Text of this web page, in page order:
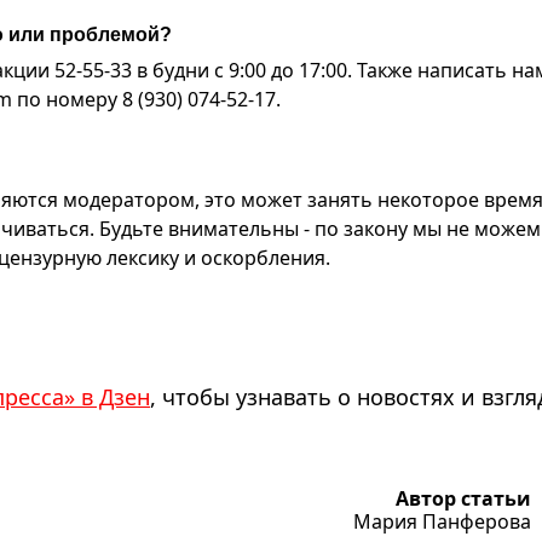
или проблемой?
52-55-33 в будни с 9:00 до 17:00. Также написать
номеру 8 (930) 074-52-17.
модератором, это может занять некоторое
Будьте внимательны - по закону мы не можем
лексику и оскорбления.
в Дзен, чтобы узнавать о новостях и
Автор статьи
Мария Панферова